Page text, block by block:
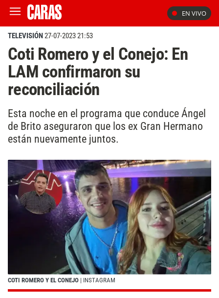
EN VIVO
TELEVISIÓN27-07-2023 21:53
Coti Romero y el Conejo: En
LAM confirmaron su
reconciliación
Esta noche en el programa que conduce Ángel
de Brito aseguraron que los ex Gran Hermano
están nuevamente juntos.
COTI ROMERO Y EL CONEJO | INSTAGRAM